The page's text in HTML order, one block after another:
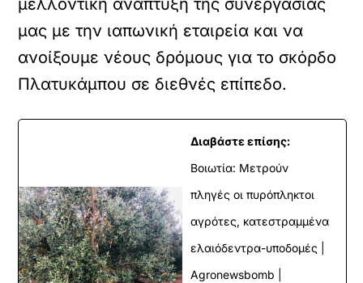
μελλοντική ανάπτυξη της συνεργασίας
μας με την ιαπωνική εταιρεία και να
ανοίξουμε νέους δρόμους για το σκόρδο
Πλατυκάμπου σε διεθνές επίπεδο.
Διαβάστε επίσης:
Βοιωτία: Μετρούν
πληγές οι πυρόπληκτοι
αγρότες, κατεστραμμένα
ελαιόδεντρα-υποδομές |
Agronewsbomb |